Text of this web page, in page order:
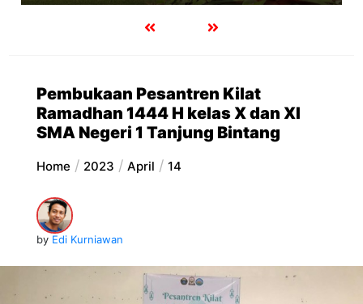
Pembukaan Pesantren Kilat
Ramadhan 1444 H kelas X dan XI
SMA Negeri 1 Tanjung Bintang
Home 2023 April 14
by Edi Kurniawan